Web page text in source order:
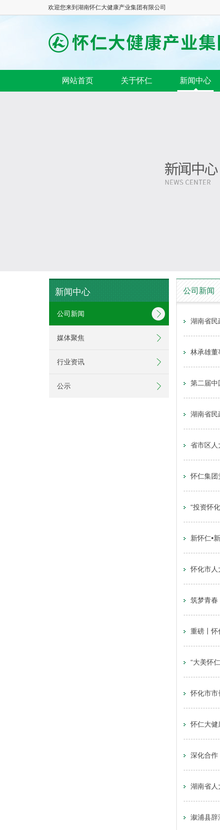
欢迎您来到湖南怀仁大健康产业集团有限公司
网站首页 关于怀仁 新闻中心
新闻中心
公司新闻
媒体聚焦
行业资讯
公示
公司新闻
湖南省民
林承雄董
湖南省民
省市区人
怀仁集团
“投资怀
新怀仁•
怀化市人
筑梦青
重磅丨怀
“大美怀
怀化市市
怀仁大健
深化合作
湖南省人
溆浦县辞